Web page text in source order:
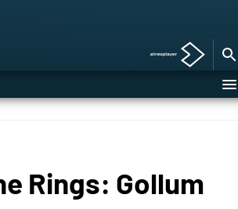
Rings: Gollum